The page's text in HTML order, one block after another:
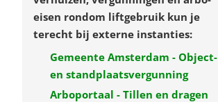
door de trap past
of een
gaan veilig via de
gevel naar boven.
eisen rondom liftgebruik kun je
terecht bij externe instanties:
Gemeente Amsterdam - Object-
en standplaatsvergunning
Arboportaal - Tillen en dragen